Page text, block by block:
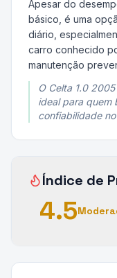
Apesar do
básico, é uma
diário,
carro conhecido
manutenção
O Celta 1.0
ideal para quem
confiabilidade
Índice de
4.5